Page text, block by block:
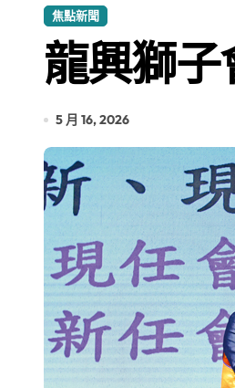
焦點新聞
龍興獅
5 月 16, 2026